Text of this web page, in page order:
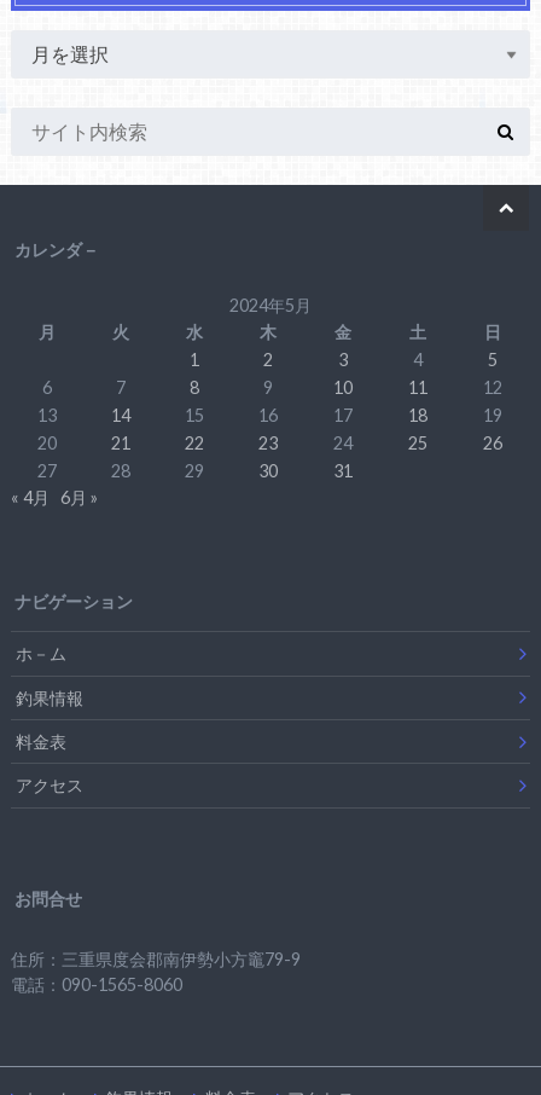
カレンダ－
2024年5月
月
火 水 木 金 土
日
1
2 3 4
5
6
7 8 9 10 11
12
13
14 15 16 17 18
19
20
21 22 23 24 25
26
27
28 29 30
31
« 4月
6月 »
ナビゲーション
ホ－ム
釣果情報
料金表
アクセス
お問合せ
住所：三重県度会郡南伊勢小方竈79-9
電話：090-1565-8060